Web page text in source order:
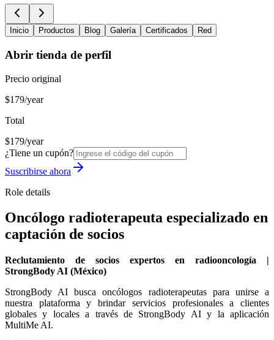
Inicio Productos Blog Galería Certificados Red
Abrir tienda de perfil
Precio original
$179/year
Total
$179/year
¿Tiene un cupón?
Suscribirse ahora
Role details
Oncólogo radioterapeuta especializado en
captación de socios
Reclutamiento de socios expertos en radiooncología |
StrongBody AI (México)
StrongBody AI busca oncólogos radioterapeutas para unirse a
nuestra plataforma y brindar servicios profesionales a clientes
globales y locales a través de StrongBody AI y la aplicación
MultiMe AI.